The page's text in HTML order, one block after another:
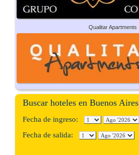
Qualitar Apartments
Buscar hoteles en Buenos Aires
Fecha de ingreso:
Fecha de salida: